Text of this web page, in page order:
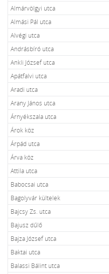
Almárvölgyi utca
Almási Pál utca
Alvégi utca
Andrásbíró utca
Ankli József utca
Apátfalvi utca
Aradi utca
Arany János utca
Árnyékszala utca
Árok köz
Árpád utca
Árva köz
Attila utca
Babocsai utca
Bagolyvár kültelek
Bajcsy Zs. utca
Bajusz dűlő
Bajza József utca
Baktai utca
Balassi Bálint utca